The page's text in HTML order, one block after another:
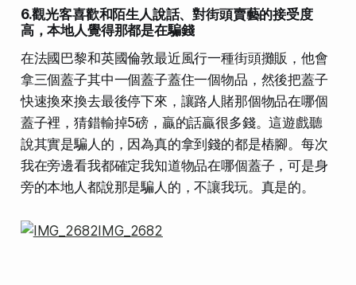
6.觀光客喜歡和陌生人說話、對街頭賣藝的接受度
高，本地人覺得那都是在騙錢
在法國巴黎和英國倫敦最近風行一種街頭攤販，他會
拿三個蓋子其中一個蓋子蓋住一個物品，然後把蓋子
快速換來換去最後停下來，讓路人賭那個物品在哪個
蓋子裡，猜錯輸掉5磅，贏的話贏很多錢。這遊戲聽
說其實是騙人的，因為真的拿到錢的都是樁腳。每次
我在旁邊看我都確定我知道物品在哪個蓋子，可是身
旁的本地人都說那是騙人的，不讓我玩。真是的。